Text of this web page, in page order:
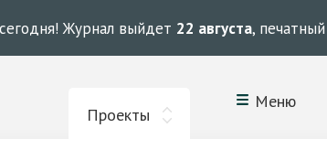
Журнал выйдет 22 августа,
Проекты
Меню